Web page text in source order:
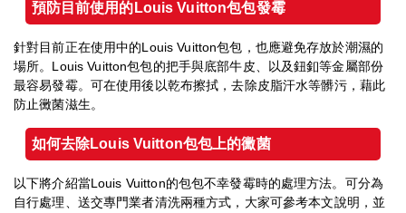
預防目前使用的 Louis Vuitton包包發霉
針對目前正在使用中的Louis Vuitton包包，也應避免存放於潮濕的
場所。Louis Vuitton包包的把手與底部牛皮、以及鈕釦等金屬部份
最容易發霉。可在使用後以乾布擦拭，去除皮脂汗水等髒污，藉此
防止黴菌滋生。
如何去除Louis Vuitton包包上的黴菌
以下將介紹當Louis Vuitton的包包不幸發霉時的處理方法。可分為
自行處理、送交專門業者清洗兩種方式，大家可參考本文說明，並